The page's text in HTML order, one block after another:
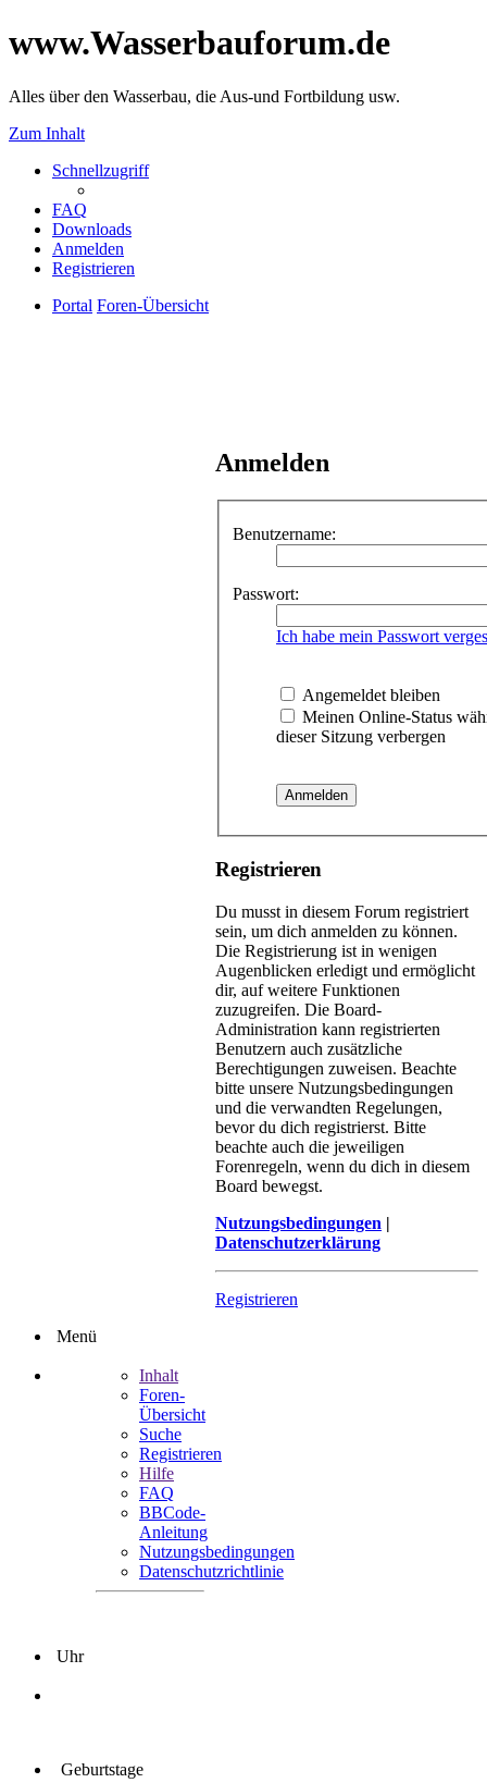
www.Wasserbauforum.de
Alles über den Wasserbau, die Aus-und Fortbildung usw.
Zum Inhalt
Schnellzugriff
FAQ
Downloads
Anmelden
Registrieren
Portal Foren-Übersicht
Anmelden
Benutzername:
Passwort:
Ich habe mein Passwort
Angemeldet bleiben
Meinen Online-Status
dieser Sitzung verbergen
Registrieren
Du musst in diesem Forum registriert
sein, um dich anmelden zu können.
Die Registrierung ist in wenigen
Augenblicken erledigt und ermöglicht
dir, auf weitere Funktionen
zuzugreifen. Die Board-
Administration kann registrierten
Benutzern auch zusätzliche
Berechtigungen zuweisen. Beachte
bitte unsere Nutzungsbedingungen
und die verwandten Regelungen,
bevor du dich registrierst. Bitte
beachte auch die jeweiligen
Forenregeln, wenn du dich in diesem
Board bewegst.
Nutzungsbedingungen |
Datenschutzerklärung
Registrieren
Menü
Inhalt
Foren-
Übersicht
Suche
Registrieren
Hilfe
FAQ
BBCode-
Anleitung
Nutzungsbedingungen
Datenschutzrichtlinie
Uhr
Geburtstage